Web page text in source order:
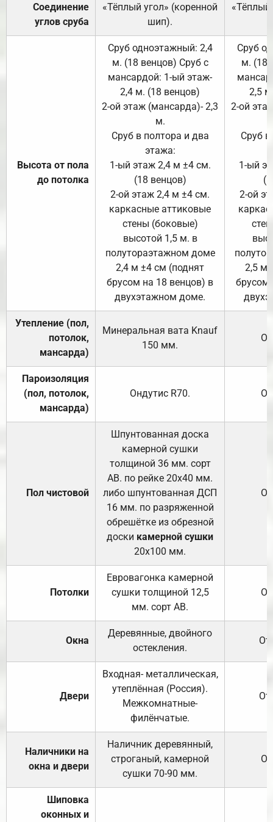
Соединение
углов сруба
«Тёплый угол» (коренной
шип).
«Тёплый
Высота от пола
до потолка
Сруб одноэтажный: 2,4
м. (18 венцов) Сруб с
мансардой: 1-ый этаж-
2,4 м. (18 венцов)
2-ой этаж (мансарда)- 2,3
м.
Сруб в полтора и два
этажа:
1-ый этаж 2,4 м ±4 см.
(18 венцов)
2-ой этаж 2,4 м ±4 см.
каркасные аттиковые
стены (боковые)
высотой 1,5 м. в
полутораэтажном доме
2,4 м ±4 см (поднят
брусом на 18 венцов) в
двухэтажном доме.
Сруб
м. (18
2,5
2-ой
Сруб
1-ый
2-ой
2,5 м
брусом
Утепление (пол,
потолок,
мансарда)
Минеральная вата Knauf
150 мм.
Пароизоляция
(пол, потолок,
мансарда)
Ондутис R70.
Пол чистовой
Шпунтованная доска
камерной сушки
толщиной 36 мм. сорт
АВ. по рейке 20х40 мм.
либо шпунтованная ДСП
16 мм. по разряженной
обрешётке из обрезной
доски камерной сушки
20х100 мм.
Потолки
Евровагонка камерной
сушки толщиной 12,5
мм. сорт АВ.
Окна
Деревянные, двойного
остекления.
Двери
Входная- металлическая,
утеплённая (Россия).
Межкомнатные-
филёнчатые.
Наличники на
окна и двери
Наличник деревянный,
строганый, камерной
сушки 70-90 мм.
Шиповка
оконных и